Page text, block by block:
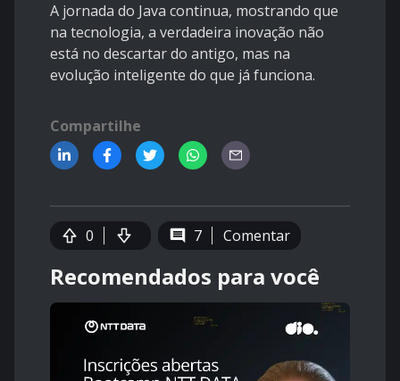
A jornada do Java continua, mostrando que
na tecnologia, a verdadeira inovação não
está no descartar do antigo, mas na
evolução inteligente do que já funciona.
Compartilhe
0 7 Comentar
Recomendados para você